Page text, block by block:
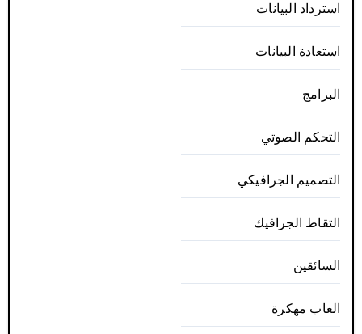
استرداد البيانات
استعادة البيانات
البرامج
التحكم الصوتي
التصميم الجرافيكي
التقاط الجرافيك
السائقين
العاب مهكرة